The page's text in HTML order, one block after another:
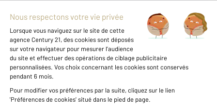
Mentions légales & CGU et Barèmes d'honoraires
Données personnelles
Gestionnaire des cookies
Achat maison autour de ST MICHEL SUR ORGE (91240)